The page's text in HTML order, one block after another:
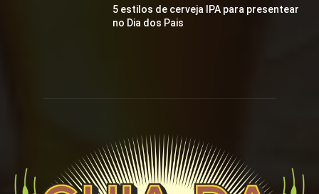
5 estilos de cerveja IPA para presentear
no Dia dos Pais